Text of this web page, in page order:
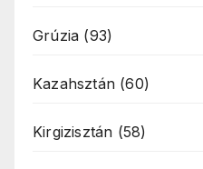
Grúzia (93)
Kazahsztán (60)
Kirgizisztán (58)